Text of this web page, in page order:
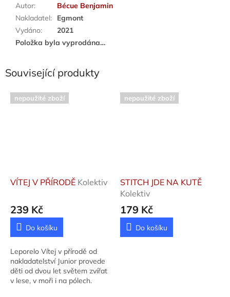
Autor:
Bécue Benjamin
Nakladatel:
Egmont
Vydáno:
2021
Položka byla vyprodána…
Související produkty
nepoužité zboží
VÍTEJ V PŘÍRODĚ Kolektiv
239 Kč
Do košíku
Leporelo Vítej v přírodě od
nakladatelství Junior provede
děti od dvou let světem zvířat
v lese, v moři i na pólech.
nepoužité zboží
STITCH JDE NA KUTĚ
Kolektiv
179 Kč
Do košíku